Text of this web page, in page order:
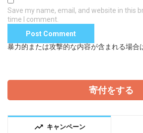
Save my name, email, and website in this
time I comment.
暴力的または攻撃的な内容が含まれる場合
寄付をする
trending_up キャンペーン